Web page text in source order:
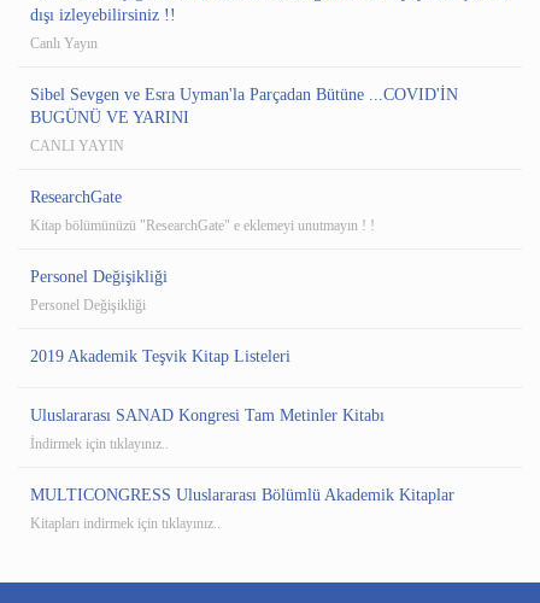
dışı izleyebilirsiniz !!
Canlı Yayın
Sibel Sevgen ve Esra Uyman'la Parçadan Bütüne ...COVID'İN
BUGÜNÜ VE YARINI
CANLI YAYIN
ResearchGate
Kitap bölümünüzü "ResearchGate" e eklemeyi unutmayın ! !
Personel Değişikliği
Personel Değişikliği
2019 Akademik Teşvik Kitap Listeleri
Uluslararası SANAD Kongresi Tam Metinler Kitabı
İndirmek için tıklayınız..
MULTICONGRESS Uluslararası Bölümlü Akademik Kitaplar
Kitapları indirmek için tıklayınız..